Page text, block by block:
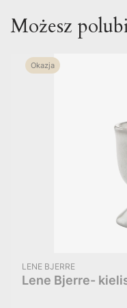
Możesz
Okazja
PRODUCENT
LENE BJERRE
Lene Bjerre-